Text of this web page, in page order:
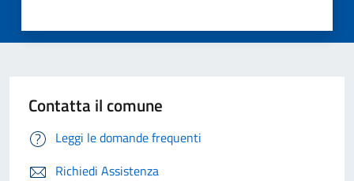
Contatta il comune
Leggi le domande frequenti
Richiedi Assistenza